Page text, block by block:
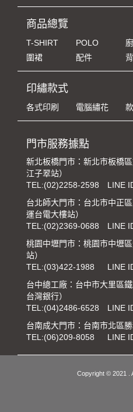
商品總覽
T-SHIRT POLO
圍裙
配件
印繡款式
各式印刷 電腦繡花
門市服務據點
新北板橋門市：新北市板橋
江子翠站）
TEL:(02)2258-2598
LINE
台北師大門市：台北市中正
運台電大樓站）
TEL:(02)2369-0688
LINE
桃園中壢門市：桃園市中壢
站）
TEL:(03)422-1988
LINE
台中總工廠：台中市大里區
台灣銀行）
TEL:(04)2486-6528
LINE
台南成大門市：台南市北區
TEL:(06)209-8058 LINE
Copyright © 2021 .